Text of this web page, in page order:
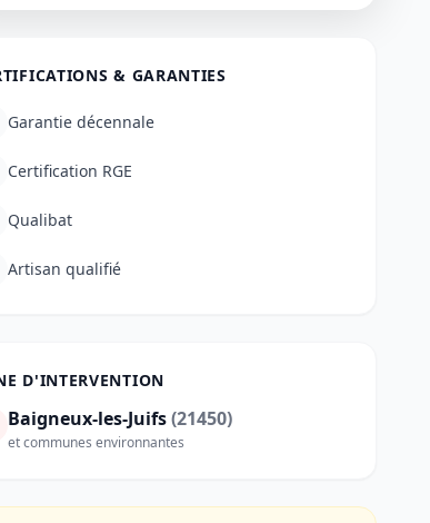
& GARANTIES
Garantie décennale
Certification RGE
Qualibat
Artisan qualifié
D'INTERVENTION
Baigneux-les-Juifs(21450)
et communes environnantes